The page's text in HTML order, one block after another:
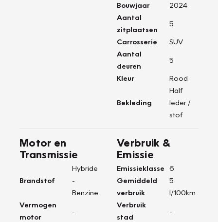
Bouwjaar
2024
Aantal
zitplaatsen
5
Carrosserie
SUV
Aantal
deuren
5
Kleur Rood
Bekleding
Half
leder /
stof
Motor en
Transmissie
Brandstof
Hybride
-
Benzine
Vermogen
motor
-
Verbruik &
Emissie
Emissieklasse
6
Gemiddeld
verbruik
5
l/100km
Verbruik
stad
-